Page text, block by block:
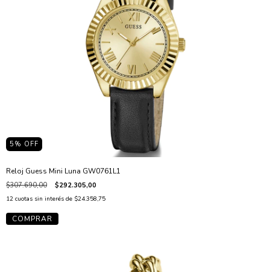
5 % OFF
Reloj Guess Mini Luna GW0761L1
$307.690,00 $292.305,00
12 cuotas sin interés de $24.358,75